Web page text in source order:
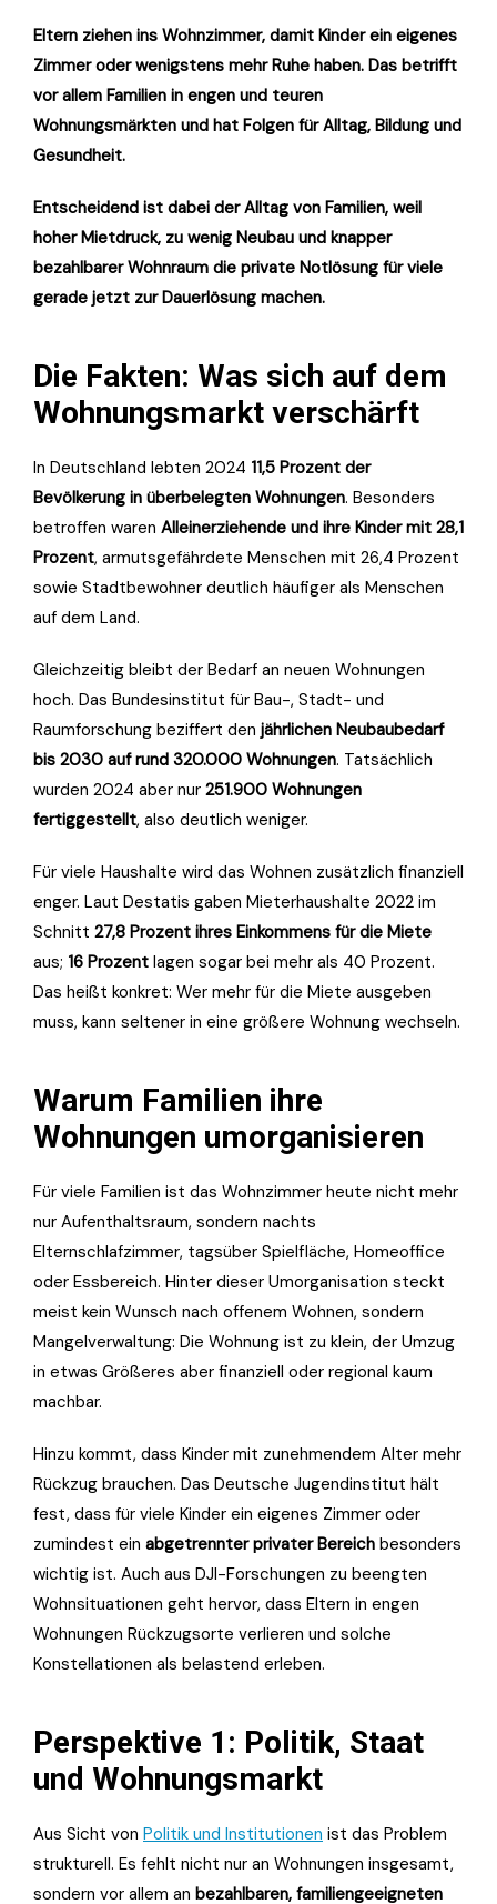
Eltern ziehen ins Wohnzimmer, damit Kinder ein eigenes
Zimmer oder wenigstens mehr Ruhe haben. Das betrifft
vor allem Familien in engen und teuren
Wohnungsmärkten und hat Folgen für Alltag, Bildung und
Gesundheit.
Entscheidend ist dabei der Alltag von Familien, weil
hoher Mietdruck, zu wenig Neubau und knapper
bezahlbarer Wohnraum die private Notlösung für viele
gerade jetzt zur Dauerlösung machen.
Die Fakten: Was sich auf dem
Wohnungsmarkt verschärft
In Deutschland lebten 2024 11,5 Prozent der
Bevölkerung in überbelegten Wohnungen. Besonders
betroffen waren Alleinerziehende und ihre Kinder mit 28,1
Prozent, armutsgefährdete Menschen mit 26,4 Prozent
sowie Stadtbewohner deutlich häufiger als Menschen
auf dem Land.
Gleichzeitig bleibt der Bedarf an neuen Wohnungen
hoch. Das Bundesinstitut für Bau-, Stadt- und
Raumforschung beziffert den jährlichen Neubaubedarf
bis 2030 auf rund 320.000 Wohnungen. Tatsächlich
wurden 2024 aber nur 251.900 Wohnungen
fertiggestellt, also deutlich weniger.
Für viele Haushalte wird das Wohnen zusätzlich finanziell
enger. Laut Destatis gaben Mieterhaushalte 2022 im
Schnitt 27,8 Prozent ihres Einkommens für die Miete
aus; 16 Prozent lagen sogar bei mehr als 40 Prozent.
Das heißt konkret: Wer mehr für die Miete ausgeben
muss, kann seltener in eine größere Wohnung wechseln.
Warum Familien ihre
Wohnungen umorganisieren
Für viele Familien ist das Wohnzimmer heute nicht mehr
nur Aufenthaltsraum, sondern nachts
Elternschlafzimmer, tagsüber Spielfläche, Homeoffice
oder Essbereich. Hinter dieser Umorganisation steckt
meist kein Wunsch nach offenem Wohnen, sondern
Mangelverwaltung: Die Wohnung ist zu klein, der Umzug
in etwas Größeres aber finanziell oder regional kaum
machbar.
Hinzu kommt, dass Kinder mit zunehmendem Alter mehr
Rückzug brauchen. Das Deutsche Jugendinstitut hält
fest, dass für viele Kinder ein eigenes Zimmer oder
zumindest ein abgetrennter privater Bereich besonders
wichtig ist. Auch aus DJI-Forschungen zu beengten
Wohnsituationen geht hervor, dass Eltern in engen
Wohnungen Rückzugsorte verlieren und solche
Konstellationen als belastend erleben.
Perspektive 1: Politik, Staat
und Wohnungsmarkt
Aus Sicht von Politik und Institutionen ist das Problem
strukturell. Es fehlt nicht nur an Wohnungen insgesamt,
sondern vor allem an bezahlbaren, familiengeeigneten